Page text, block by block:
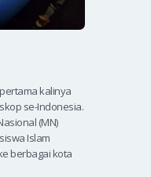
kalinya
se-Indonesia.
(MN)
Islam
berbagai kota